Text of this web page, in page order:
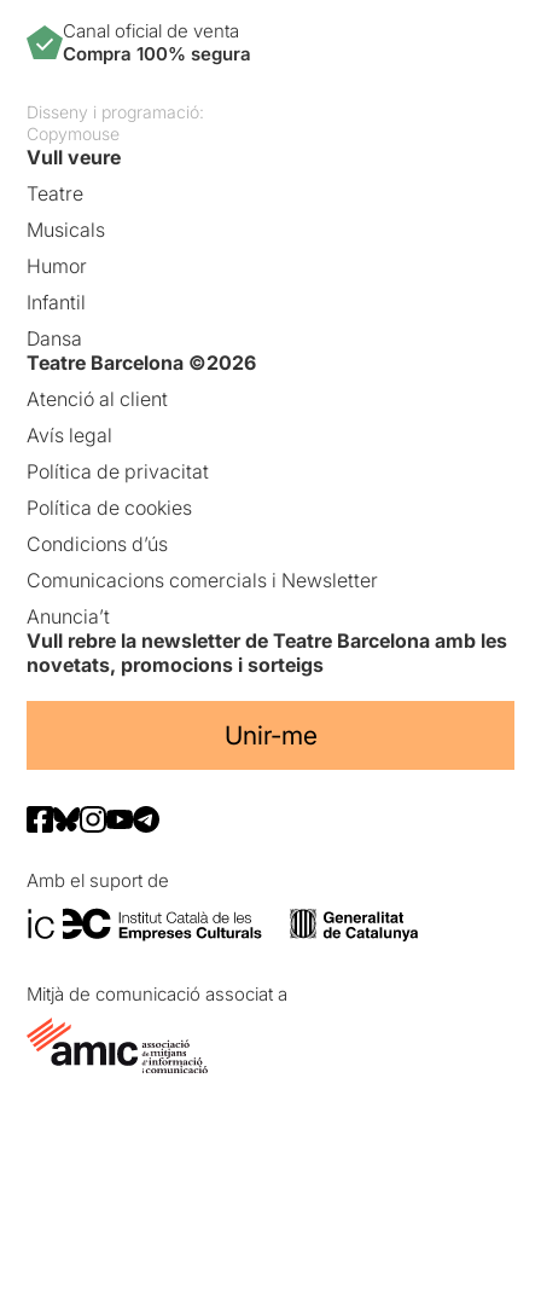
Canal oficial de venta
Compra 100% segura
Disseny i programació:
Copymouse
Vull veure
Teatre
Musicals
Humor
Infantil
Dansa
Teatre Barcelona ©2026
Atenció al client
Avís legal
Política de privacitat
Política de cookies
Condicions d’ús
Comunicacions comercials i Newsletter
Anuncia’t
Vull rebre la newsletter de Teatre Barcelona amb les
novetats, promocions i sorteigs
Unir-me
Amb el suport de
Mitjà de comunicació associat a